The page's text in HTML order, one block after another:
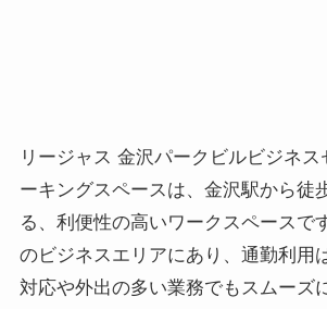
リージャス 金沢パークビルビジネス
ーキングスペースは、金沢駅から徒
る、利便性の高いワークスペースで
のビジネスエリアにあり、通勤利用
対応や外出の多い業務でもスムーズ